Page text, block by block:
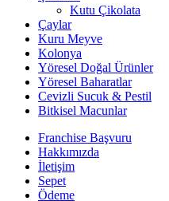
Kutu Çikolata
Çaylar
Kuru Meyve
Kolonya
Yöresel Doğal Ürünler
Yöresel Baharatlar
Cevizli Sucuk & Pestil
Bitkisel Macunlar
Franchise Başvuru
Hakkımızda
İletişim
Sepet
Ödeme